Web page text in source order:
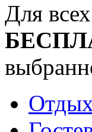
Для